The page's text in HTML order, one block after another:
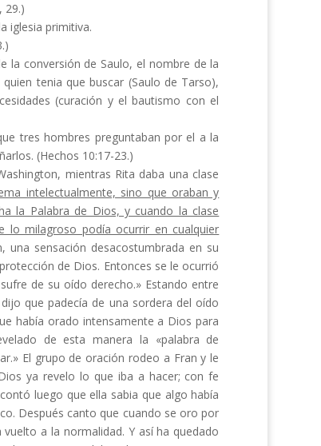
29.)
iglesia primitiva.
la conversión de Saulo, el nombre de la
tenia que buscar (Saulo de Tarso),
(curación y elbautismo con el
tres hombres pregun­taban por el a la
(Hechos 10:17-23.)
mientras Rita daba una clase
intelec­tualmente, sino que oraban y
la Palabra de Dios, y cuando la clase
lo milagroso podía ocurrir en cualquier
sensación desacostum­brada en su
de Dios. Entonces se le ocurrió
de su oído derecho.» Estando entre
que padecía de una sor­dera del oído
había orado intensamente a Dios para
de esta manera la «palabra de
El grupo de oración rodeo a Fran y le
ya revelo lo que iba a hacer; con fe
luego que ella sabia que algo había
Después canto que cuando se oro por
a la normalidad. Y así ha quedado